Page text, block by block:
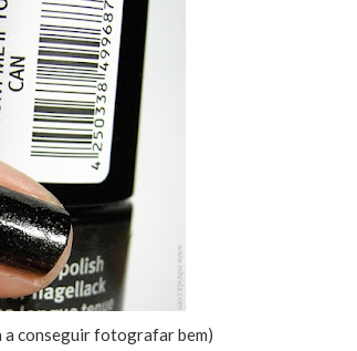
a conseguir fotografar bem)